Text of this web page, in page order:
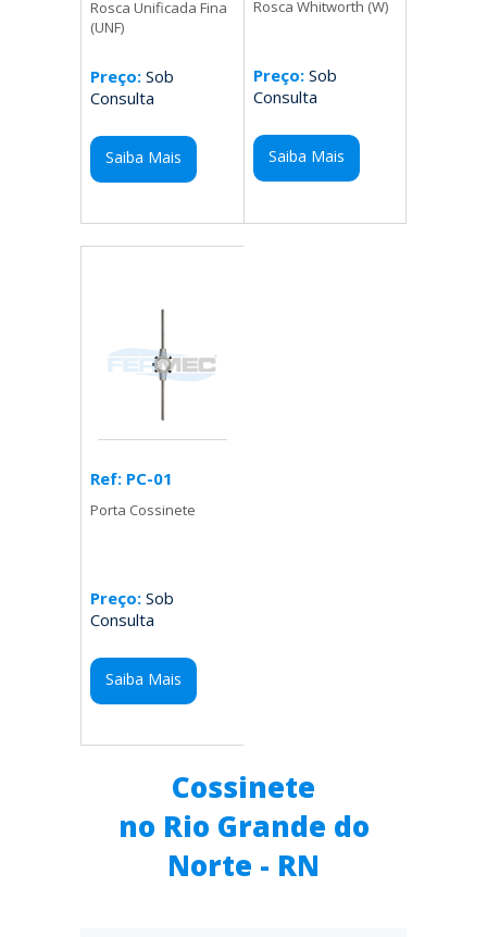
Rosca Unificada Fina
(UNF)
Preço: Sob
Consulta
Saiba Mais
Rosca Whitworth (W)
Preço:Sob
Consulta
Saiba Mais
Ref: PC-01
Porta Cossinete
Preço: Sob
Consulta
Saiba Mais
Cossinete
no Rio Grande do
Norte - RN